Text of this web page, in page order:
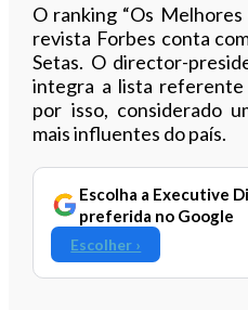
O ranking “Os Melhores
revista Forbes conta
Setas. O director-
integra a lista referente
por isso, considerado
mais influentes do país.
Escolha a Executive
preferida no Google
Escolher ›